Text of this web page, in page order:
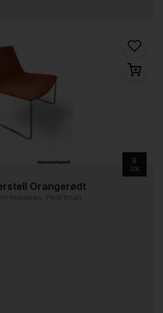
8
Stk
Orangerødt
meieben, Pent brukt